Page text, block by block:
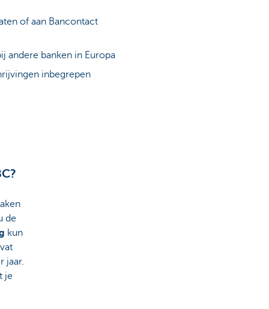
of aan Bancontact
andere banken in Europa
inbegrepen
de
kun
jaar.
je